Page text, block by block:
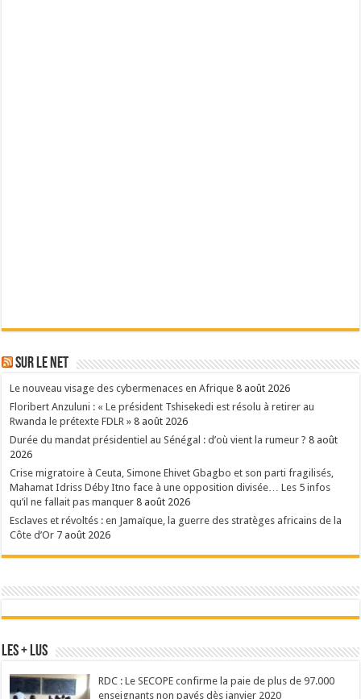
Sur le Net
Le nouveau visage des cybermenaces en Afrique 8 août 2026
Floribert Anzuluni : « Le président Tshisekedi est résolu à retirer au
Rwanda le prétexte FDLR » 8 août 2026
Durée du mandat présidentiel au Sénégal : d’où vient la rumeur ? 8 août
2026
Crise migratoire à Ceuta, Simone Ehivet Gbagbo et son parti fragilisés,
Mahamat Idriss Déby Itno face à une opposition divisée… Les 5 infos
qu’il ne fallait pas manquer 8 août 2026
Esclaves et révoltés : en Jamaïque, la guerre des stratèges africains de la
Côte d’Or 7 août 2026
Les + Lus
RDC : Le SECOPE confirme la paie de plus de 97.000
enseignants non payés dès janvier 2020